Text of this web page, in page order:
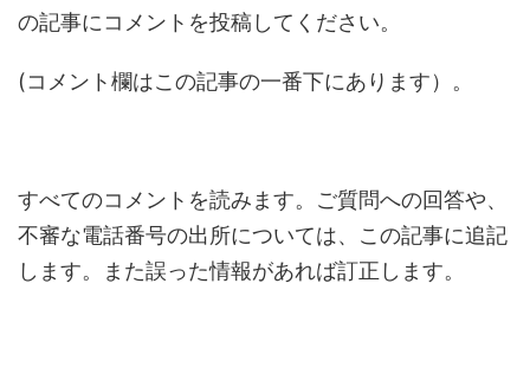
の記事にコメントを投稿してください。
(コメント欄はこの記事の一番下にあります）。
すべてのコメントを読みます。ご質問への回答や、
不審な電話番号の出所については、この記事に追記
します。また誤った情報があれば訂正します。